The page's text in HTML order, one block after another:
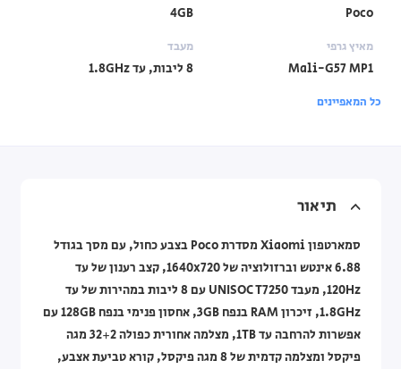
Poco
4GB
מאיץ גרפי
Mali-G57 MP1
מעבד
8 ליבות, עד 1.8GHz
כל המאפיינים
תיאור
סמארטפון Xiaomi מסדרת Poco בצבע כחול, עם מסך בגודל
6.88 אינטש וברזולוציה של 1640x720, קצב רענון של עד
120Hz, מעבד UNISOC T7250 עם 8 ליבות במהירות של עד
1.8GHz, זיכרון RAM בנפח 3GB, אחסון פנימי בנפח 128GB עם
אפשרות להרחבה עד 1TB, מצלמה אחורית כפולה 32+2 מגה
פיקסל ומצלמה קדמית של 8 מגה פיקסל, קורא טביעת אצבע,